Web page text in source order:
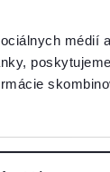
médií
hviezdičiek